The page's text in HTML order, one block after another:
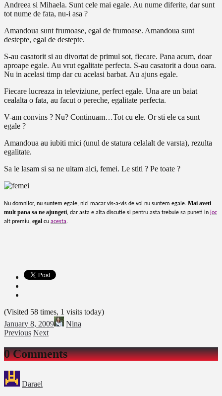
Andreea si Mihaela. Sunt cele mai egale. Au nume diferite, dar sunt
tot nume de fata, nu-i asa ?
Amandoua sunt frumoase, egal de frumoase. Amandoua sunt
destepte, egal de destepte.
S-au casatorit si au divortat de primul sot, fiecare. Pana acum, doar
aproape egale. Au vrut egalitate perfecta. S-au casatorit a doua oara.
Nu in acelasi timp dar cu acelasi barbat. Au ajuns egale.
Fiecare lucreaza in televiziune, perfect egale. Una are un baiat
cealalta o fata, au facut o pereche, egalitate perfecta.
V-am convins ? Nu? Continuam…Tot cu ele. Or sti ele ca sunt
egale ?
Amandoua au iubiti mici (unul de statura celalalt de varsta), rezulta
egalitate.
Sa le lasam si sa ne uitam aici, femei. Le stiti ? Pe toate ?
Nu domnilor, nu suntem egale, nici macar vis-a-vis de voi nu suntem egale. Mai aveti
mult pana sa ne ajungeti, dar asta e alta discutie si pentru asta trebuie sa puneti in joc
alt premiu, egal cu acesta.
(Visited 58 times, 1 visits today)
January 8, 2009
Nina
Previous Next
0 Comments
Darael